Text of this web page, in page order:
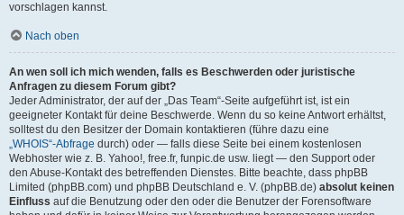
vorschlagen kannst.
Nach oben
An wen soll ich mich wenden, falls es Beschwerden oder juristische
Anfragen zu diesem Forum gibt?
Jeder Administrator, der auf der „Das Team“-Seite aufgeführt ist, ist ein
geeigneter Kontakt für deine Beschwerde. Wenn du so keine Antwort erhältst,
solltest du den Besitzer der Domain kontaktieren (führe dazu eine
„WHOIS“-Abfrage durch) oder — falls diese Seite bei einem kostenlosen
Webhoster wie z. B. Yahoo!, free.fr, funpic.de usw. liegt — den Support oder
den Abuse-Kontakt des betreffenden Dienstes. Bitte beachte, dass phpBB
Limited (phpBB.com) und phpBB Deutschland e. V. (phpBB.de) absolut keinen
Einfluss auf die Benutzung oder den oder die Benutzer der Forensoftware